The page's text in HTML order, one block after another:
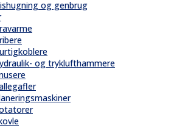
og genbrug
og tryklufthammere